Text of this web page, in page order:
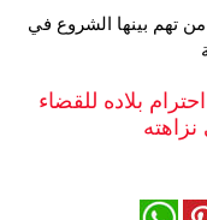
وموسيقى
أزياء
تهم بينها الشروع في
بلاده للقضاء